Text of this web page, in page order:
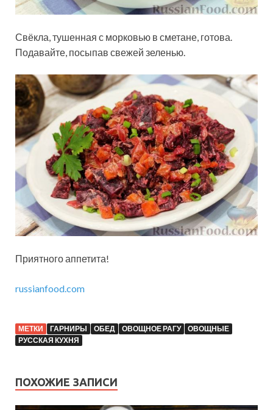
Свёкла, тушенная с морковью в сметане, готова.
Подавайте, посыпав свежей зеленью.
Приятного аппетита!
russianfood.com
МЕТКИ ГАРНИРЫ ОБЕД ОВОЩНОЕ РАГУ
ОВОЩНЫЕ
РУССКАЯ КУХНЯ
ПОХОЖИЕ ЗАПИСИ